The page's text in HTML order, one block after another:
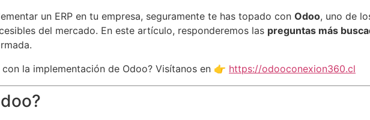
un ERP en tu empresa, seguramente te has topado con Odoo, uno de
del mercado. En este artículo, responderemos las preguntas más
con la implementación de Odoo? Visítanos en 👉 https://odooconexion360.cl